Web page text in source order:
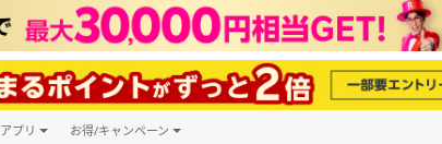
アプリ お得/キャンペーン